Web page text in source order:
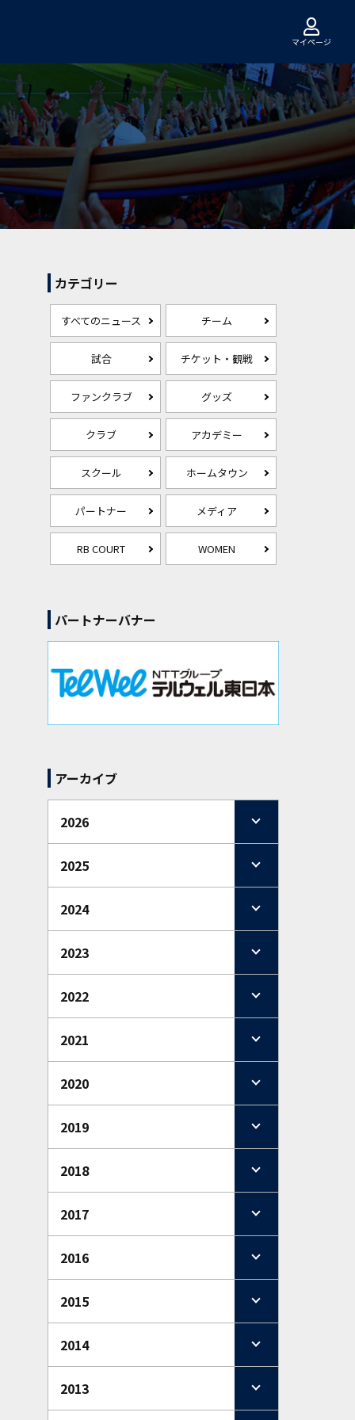
マイページ
カテゴリー
すべてのニュース チーム
試合 チケット・観戦
ファンクラブ グッズ
クラブ アカデミー
スクール ホームタウン
パートナー メディア
RB COURT WOMEN
パートナーバナー
アーカイブ
2026
2025
2024
2023
2022
2021
2020
2019
2018
2017
2016
2015
2014
2013